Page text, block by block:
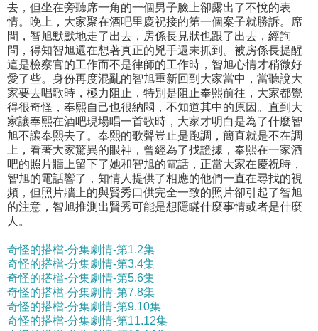
去，但坐在旁聽席一角的一個男子臉上卻露出了不悅的表
情。晚上，大家聚在酒吧里慶祝接的第一個案子就勝訴。席
間，智旭默默地走了出去，房係長見狀也跟了出去，經詢
問，得知智旭還在想著真正的兇手還未抓到。被房係長提醒
這是檢察官的工作而不是律師的工作時，智旭心情才稍微好
愛了些。身份再度混亂的智旭重新回到大家當中，當聽說大
家要去唱歌時，極力阻止，特別是阻止奉熙前往，大家都覺
得很奇怪，奉熙自己也很納悶，不知道其中的原因。直到大
家讓奉熙在酒吧現場唱一首歌時，大家才明白是為了什麼智
旭不讓奉熙去了。奉熙的歌聲豈止是跑調，簡直就是不在調
上，看著大家驚異的眼神，曾經為了找證據，奉熙在一家酒
吧的照片牆上留下了她和智旭的電話，正當大家在慶祝時，
智旭的電話響了，知情人提供了相應的他們一直在尋找的視
頻，但照片牆上的與賢秀口供完全一致的照片卻引起了智旭
的注意，智旭推測出賢秀可能是想隱瞞什麼事情或者是什麼
人。
奇怪的搭檔-分集劇情-第1.2集
奇怪的搭檔-分集劇情-第3.4集
奇怪的搭檔-分集劇情-第5.6集
奇怪的搭檔-分集劇情-第7.8集
奇怪的搭檔-分集劇情-第9.10集
奇怪的搭檔-分集劇情-第11.12集